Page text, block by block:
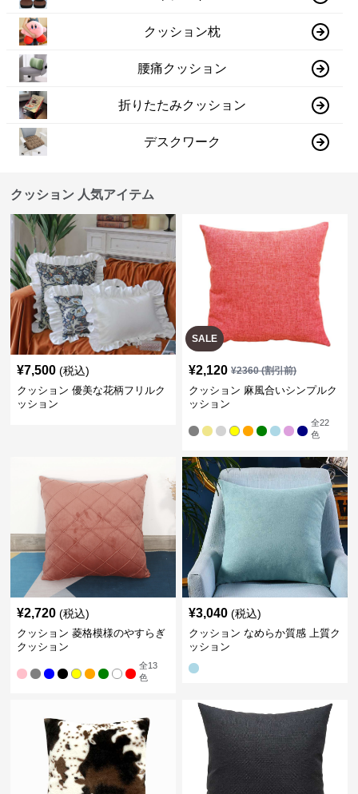
クッション枕
腰痛クッション
折りたたみクッション
デスクワーク
クッション 人気アイテム
¥7,500 (税込)
クッション 優美な花柄フリルク
ッション
SALE
¥2,120 ¥2360(割引前)
クッション 麻風合いシンプルク
ッション
全22
色
¥2,720 (税込)
クッション 菱格模様のやすらぎ
クッション
全13
色
¥3,040 (税込)
クッション なめらか質感 上質ク
ッション